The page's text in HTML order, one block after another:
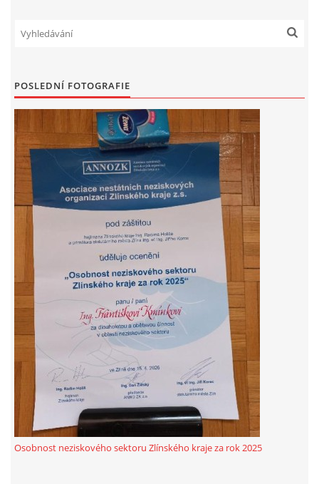
POSLEDNÍ FOTOGRAFIE
Osobnost neziskového sektoru Zlínského kraje za rok 2025